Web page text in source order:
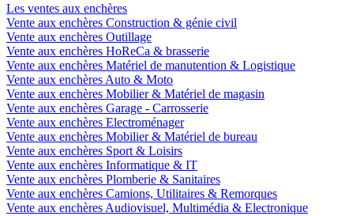
Les ventes aux enchères
Vente aux enchères Construction & génie civil
Vente aux enchères Outillage
Vente aux enchères HoReCa & brasserie
Vente aux enchères Matériel de manutention & Logistique
Vente aux enchères Auto & Moto
Vente aux enchères Mobilier & Matériel de magasin
Vente aux enchères Garage - Carrosserie
Vente aux enchères Electroménager
Vente aux enchères Mobilier & Matériel de bureau
Vente aux enchères Sport & Loisirs
Vente aux enchères Informatique & IT
Vente aux enchères Plomberie & Sanitaires
Vente aux enchères Camions, Utilitaires & Remorques
Vente aux enchères Audiovisuel, Multimédia & Electronique